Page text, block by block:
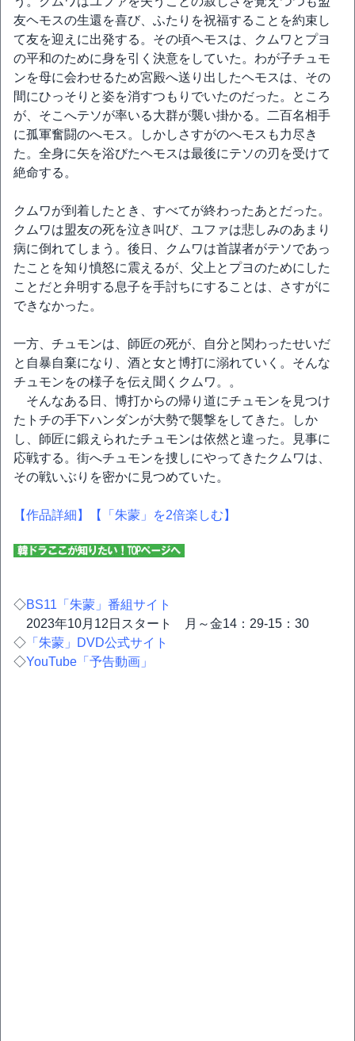
友ヘモスの生還を喜び、ふたりを祝福することを約束し
て友を迎えに出発する。その頃ヘモスは、クムワとプヨ
の平和のために身を引く決意をしていた。わが子チュモ
ンを母に会わせるため宮殿へ送り出したヘモスは、その
間にひっそりと姿を消すつもりでいたのだった。ところ
が、そこへテソが率いる大群が襲い掛かる。二百名相手
に孤軍奮闘のへモス。しかしさすがのへモスも力尽き
た。全身に矢を浴びたヘモスは最後にテソの刃を受けて
絶命する。
クムワが到着したとき、すべてが終わったあとだった。
クムワは盟友の死を泣き叫び、ユファは悲しみのあまり
病に倒れてしまう。後日、クムワは首謀者がテソであっ
たことを知り憤怒に震えるが、父上とプヨのためにした
ことだと弁明する息子を手討ちにすることは、さすがに
できなかった。
一方、チュモンは、師匠の死が、自分と関わったせいだ
と自暴自棄になり、酒と女と博打に溺れていく。そんな
チュモンをの様子を伝え聞くクムワ。。
そんなある日、博打からの帰り道にチュモンを見つけ
たトチの手下ハンダンが大勢で襲撃をしてきた。しか
し、師匠に鍛えられたチュモンは依然と違った。見事に
応戦する。街へチュモンを捜しにやってきたクムワは、
その戦いぶりを密かに見つめていた。
【作品詳細】 【「朱蒙」を2倍楽しむ】
◇BS11「朱蒙」番組サイト
2023年10月12日スタート 月～金14：29-15：30
◇ 「朱蒙」DVD公式サイト
◇YouTube「予告動画」